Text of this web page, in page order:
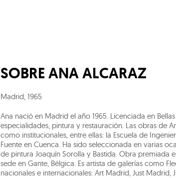
SOBRE ANA ALCARAZ
Madrid, 1965
Ana nació en Madrid el año 1965. Licenciada en
especialidades, pintura y restauración. Las obras de
como institucionales, entre ellas: la Escuela de
Fuente en Cuenca. Ha sido seleccionada en varias
de pintura Joaquín Sorolla y Bastida. Obra premiada
sede en Gante, Bélgica. Es artista de galerías como
nacionales e internacionales: Art Madrid, Just Madrid,